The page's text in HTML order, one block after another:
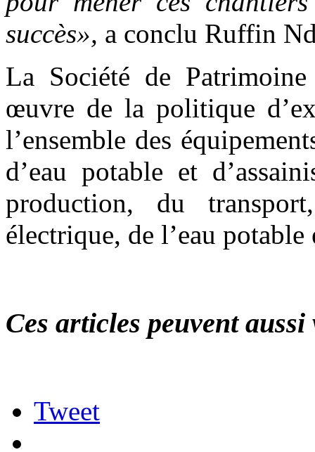
succès», a conclu Ruffin
La Société de
œuvre de la politique
l’ensemble des
d’eau potable et
production, du
électrique, de l’eau potable
Ces articles peuvent
Tweet